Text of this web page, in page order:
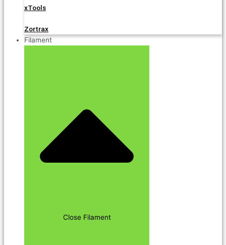
xTools
Zortrax
Filament
Close Filament